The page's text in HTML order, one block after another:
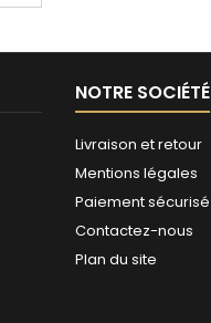
NOTRE SOCIÉTÉ
Livraison et retour
Mentions légales
Paiement sécurisé
Contactez-nous
Plan du site